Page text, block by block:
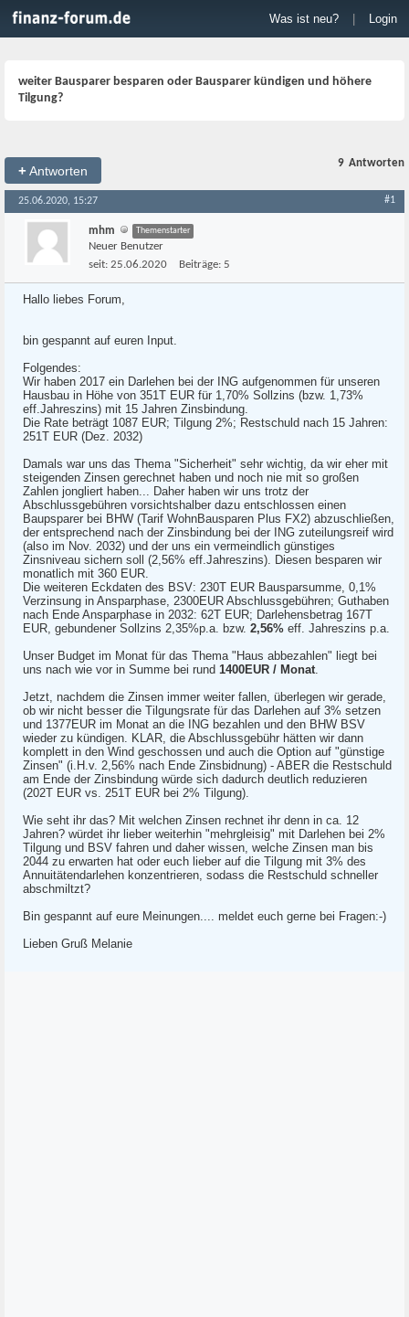
Was ist neu? Login
weiter Bausparer besparen oder Bausparer kündigen und höhere
Tilgung?
+Antworten
9 Antworten
25.06.2020, 15:27 #1
mhm Themenstarter
Neuer Benutzer
seit: 25.06.2020 Beiträge: 5
Hallo liebes Forum,
bin gespannt auf euren Input.
Folgendes:
Wir haben 2017 ein Darlehen bei der ING aufgenommen für unseren
Hausbau in Höhe von 351T EUR für 1,70% Sollzins (bzw. 1,73%
eff.Jahreszins) mit 15 Jahren Zinsbindung.
Die Rate beträgt 1087 EUR; Tilgung 2%; Restschuld nach 15 Jahren:
251T EUR (Dez. 2032)
Damals war uns das Thema "Sicherheit" sehr wichtig, da wir eher mit
steigenden Zinsen gerechnet haben und noch nie mit so großen
Zahlen jongliert haben... Daher haben wir uns trotz der
Abschlussgebühren vorsichtshalber dazu entschlossen einen
Baupsparer bei BHW (Tarif WohnBausparen Plus FX2) abzuschließen,
der entsprechend nach der Zinsbindung bei der ING zuteilungsreif wird
(also im Nov. 2032) und der uns ein vermeindlich günstiges
Zinsniveau sichern soll (2,56% eff.Jahreszins). Diesen besparen wir
monatlich mit 360 EUR.
Die weiteren Eckdaten des BSV: 230T EUR Bausparsumme, 0,1%
Verzinsung in Ansparphase, 2300EUR Abschlussgebühren; Guthaben
nach Ende Ansparphase in 2032: 62T EUR; Darlehensbetrag 167T
EUR, gebundener Sollzins 2,35%p.a. bzw. 2,56% eff. Jahreszins p.a.
Unser Budget im Monat für das Thema "Haus abbezahlen" liegt bei
uns nach wie vor in Summe bei rund 1400EUR / Monat.
Jetzt, nachdem die Zinsen immer weiter fallen, überlegen wir gerade,
ob wir nicht besser die Tilgungsrate für das Darlehen auf 3% setzen
und 1377EUR im Monat an die ING bezahlen und den BHW BSV
wieder zu kündigen. KLAR, die Abschlussgebühr hätten wir dann
komplett in den Wind geschossen und auch die Option auf "günstige
Zinsen" (i.H.v. 2,56% nach Ende Zinsbidnung) - ABER die Restschuld
am Ende der Zinsbindung würde sich dadurch deutlich reduzieren
(202T EUR vs. 251T EUR bei 2% Tilgung).
Wie seht ihr das? Mit welchen Zinsen rechnet ihr denn in ca. 12
Jahren? würdet ihr lieber weiterhin "mehrgleisig" mit Darlehen bei 2%
Tilgung und BSV fahren und daher wissen, welche Zinsen man bis
2044 zu erwarten hat oder euch lieber auf die Tilgung mit 3% des
Annuitätendarlehen konzentrieren, sodass die Restschuld schneller
abschmiltzt?
Bin gespannt auf eure Meinungen.... meldet euch gerne bei Fragen:-)
Lieben Gruß Melanie